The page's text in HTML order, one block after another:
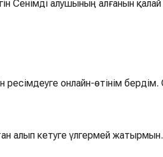
Сенімді алушының алғанын қалай
ресімдеуге онлайн-өтінім бердім.
алып кетуге үлгермей